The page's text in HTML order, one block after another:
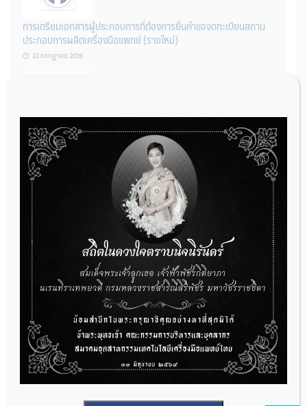
การเตรียมเอกสารผู้ประกอบการที่ต้องการยื่นคำขอจดทะเบียนสถาน
ประกอบการผลิตเครื่องมือแพทย์ (รายใหม่)
22 กรกฎาคม 2026
ผู้ประกอบการผลิต และ นักวิจัย ที่ต้องการขึ้นทะเบียนเครื่องมือแพทย์
ต้องทำอย่างไรบ้าง
22 กรกฎาคม 2026
กองควบคุมเครื่องมือแพทย์ เปิดรับฟังความคิดเห็นหลักการยกร่าง
กฎหมาย จำนวน 3 ฉบับ ผ่านระบบกลางทางกฎหมาย
22 กรกฎาคม 2026
การโฆษณาเครื่องมือแพทย์แบบใดที่ได้รับการยกเว้นไม่ต้องขออนุญาต
14 กรกฎาคม 2026